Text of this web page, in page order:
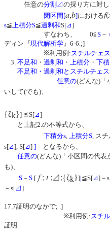
任意の分割⊿の採り方に対し
閉区間 [a,b]におけるf(
s≦上積分S≦過剰和S[⊿]
すなわち、 0≦S －
ディン『現代解析学』6-6.;]
※利用例:スチルチェ
3. 不足和 ・ 過剰和 ・ 上積分 ・ 下
不足和・過剰和とスチルチェ
任意の(どんな)「
いして(でも)、
{ζk}] ≦S[⊿]
と上記2.の不等式から、
下積分s, 上積分S, ス
s[⊿], S[⊿] ] となるから、
任意の(どんな)「小区間の代表
も)、
|S － S [ f; t; ⊿;{ζk}]|≦S[⊿]－
－s[⊿]
[杉浦
17.7証明のなかで; .]
※利用例:スチ
証明